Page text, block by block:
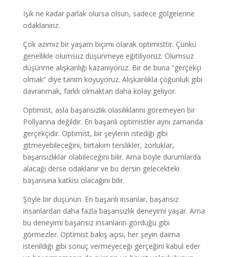
Işık ne kadar parlak olursa olsun, sadece gölgelerine
odaklanırız.
Çok azımız bir yaşam biçimi olarak optimisttir. Çünkü
genellikle olumsuz düşünmeye eğitiliyoruz. Olumsuz
düşünme alışkanlığı kazanıyoruz. Bir de buna “gerçekçi
olmak” diye tanım koyuyoruz. Alışkanlıkla çoğunluk gibi
davranmak, farklı olmaktan daha kolay geliyor.
Optimist, asla başarısızlık olasılıklarını göremeyen bir
Pollyanna değildir. En başarılı optimistler aynı zamanda
gerçekçidir. Optimist, bir şeylerin istediği gibi
gitmeyebileceğini, birtakım terslikler, zorluklar,
başarısızlıklar olabileceğini bilir. Ama böyle durumlarda
alacağı derse odaklanır ve bu dersin gelecekteki
başarısına katkısı olacağını bilir.
Şöyle bir düşünün. En başarılı insanlar, başarısız
insanlardan daha fazla başarısızlık deneyimi yaşar. Ama
bu deneyimi başarısız insanların gördüğü gibi
görmezler. Optimist bakış açısı, her şeyin daima
istenildiği gibi sonuç vermeyeceği gerçeğini kabul eder